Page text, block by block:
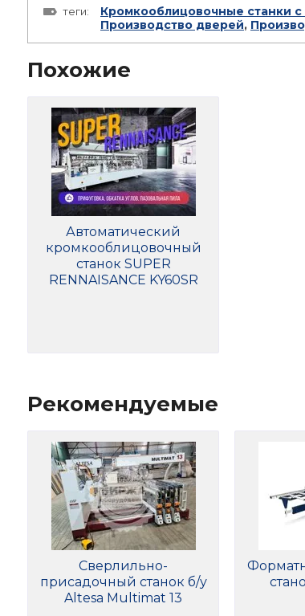
теги: Кромкооблицовочные станки
Производство дверей,
Похожие
Автоматический
кромкооблицовочный
станок SUPER
RENNAISANCE KY60SR
Рекомендуемые
Сверлильно-
присадочный станок б/у
Altesa Multimat 13